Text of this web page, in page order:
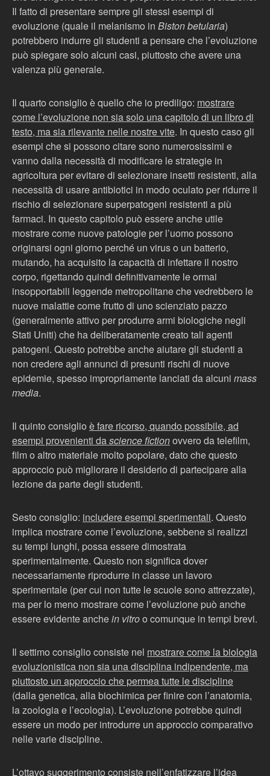
Il fatto di presentare sempre gli stessi esempi di
evoluzione (quale il melanismo in Biston betularia)
potrebbero indurre gli studenti a pensare che l’evoluzione
può spiegare solo alcuni casi, piuttosto che avere una
valenza più generale.
Il quarto consiglio è quello che io prediligo: mostrare
come l’evoluzione non sia solo una capitolo di un libro di
testo, ma sia rilevante nelle nostre vite. In questo caso gli
esempi che si possono citare sono numerosissimi e
vanno dalla necessità di modificare le strategie in
agricoltura per evitare di selezionare insetti resistenti, alla
necessità di usare antibiotici in modo oculato per ridurre il
rischio di selezionare superpatogeni resistenti a più
farmaci. In questo capitolo può essere anche utile
mostrare come nuove patologie per l’uomo possono
originarsi ogni giorno perché un virus o un batterio,
mutando, ha acquisito la capacità di infettare il nostro
corpo, rigettando quindi definitivamente le ormai
insopportabili leggende metropolitane che vedrebbero le
nuove malattie come frutto di uno scienziato pazzo
(generalmente attivo per produrre armi biologiche negli
Stati Uniti) che ha deliberatamente creato tali agenti
patogeni. Questo potrebbe anche aiutare gli studenti a
non credere agli annunci di presunti rischi di nuove
epidemie, spesso impropriamente lanciati da alcuni mass
media.
Il quinto consiglio è fare ricorso, quando possibile, ad
esempi provenienti dascience fictionovvero da telefilm,
film o altro materiale molto popolare, dato che questo
approccio può migliorare il desiderio di partecipare alla
lezione da parte degli studenti.
Sesto consiglio: includere esempi sperimentali. Questo
implica mostrare come l’evoluzione, sebbene si realizzi
su tempi lunghi, possa essere dimostrata
sperimentalmente. Questo non significa dover
necessariamente riprodurre in classe un lavoro
sperimentale (per cui non tutte le scuole sono attrezzate),
ma per lo meno mostrare come l’evoluzione può anche
essere evidente anchein vitroo comunque in tempi brevi.
Il settimo consiglio consiste nel mostrare come la biologia
evoluzionistica non sia una disciplina indipendente, ma
piuttosto un approccio che permea tutte le discipline
(dalla genetica, alla biochimica per finire con l’anatomia,
la zoologia e l’ecologia). L’evoluzione potrebbe quindi
essere un modo per introdurre un approccio comparativo
nelle varie discipline.
L’ottavo suggerimento consiste nell’enfatizzare l’idea